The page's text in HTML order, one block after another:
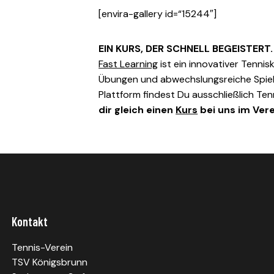
[envira-gallery id=“15244″]
EIN KURS, DER SCHNELL
Fast Learningist ein innovativer
Übungen und abwechslungsreiche
Plattform findest Du ausschließlich
dir gleich einen Kurs bei uns im
Kontakt
Tennis-Verein
TSV Königsbrunn